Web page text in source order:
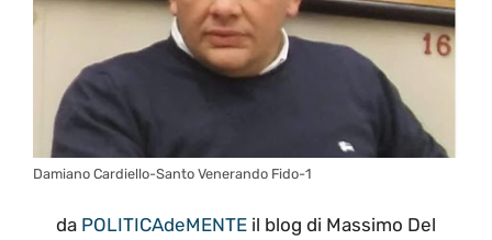
Damiano Cardiello-Santo Venerando Fido-1
da POLITICAdeMENTE il blog di Massimo Del